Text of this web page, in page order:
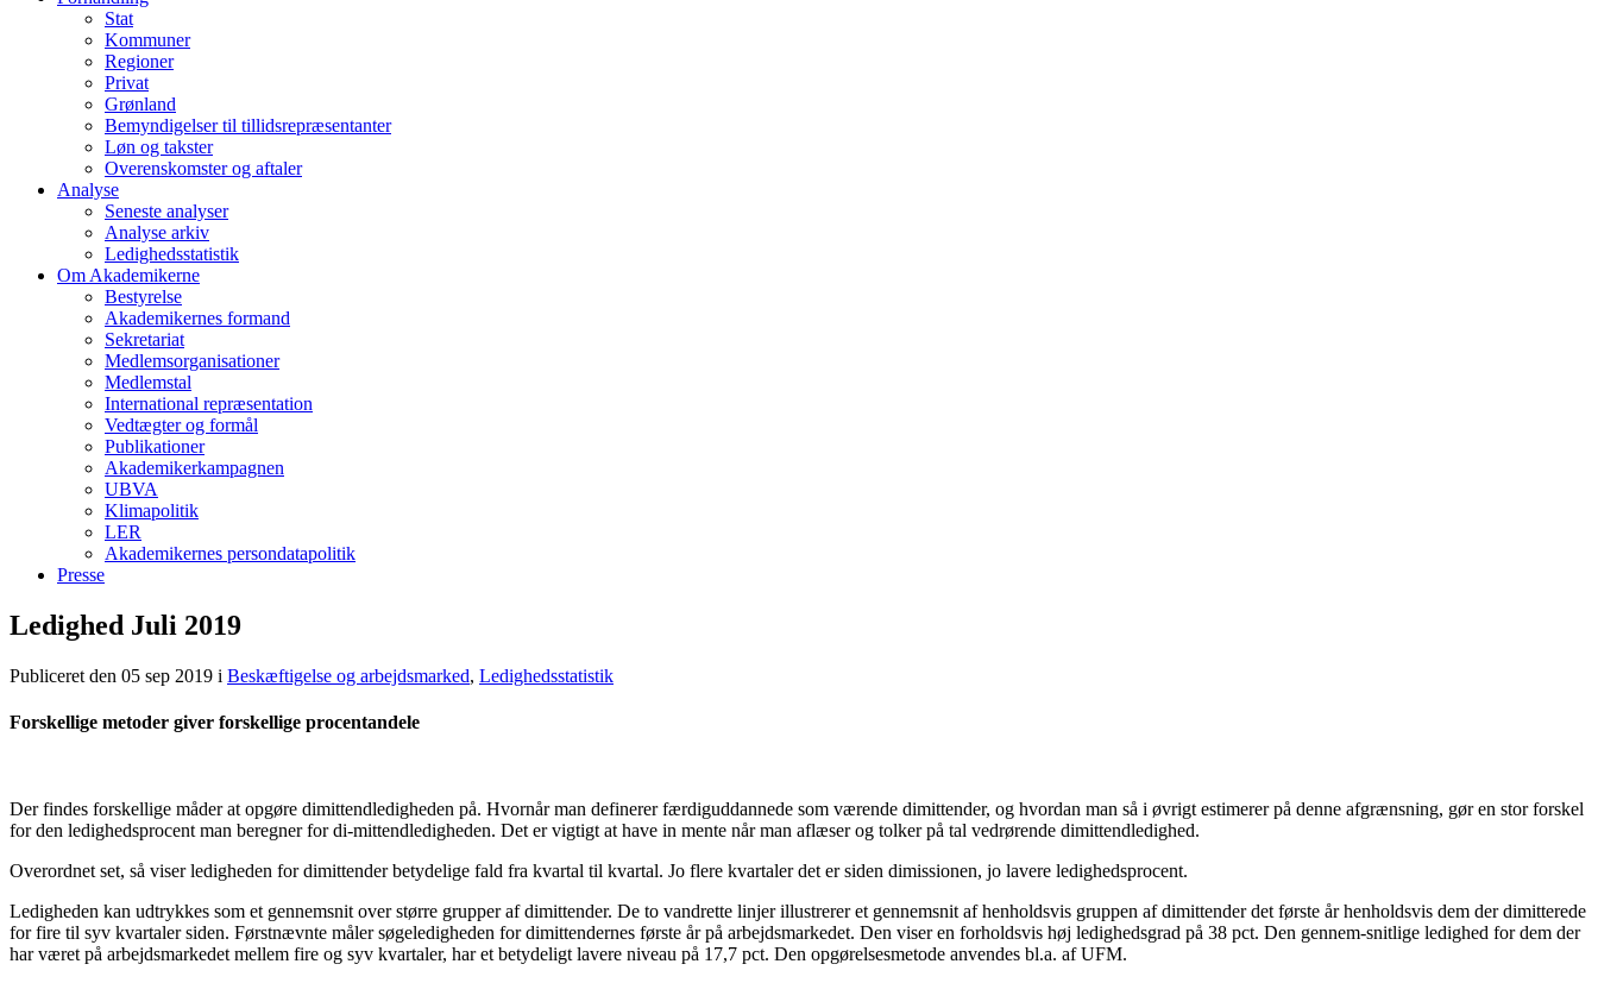
Stat
Kommuner
Regioner
Privat
Grønland
Bemyndigelser til tillidsrepræsentanter
Løn og takster
Overenskomster og aftaler
Analyse
Seneste analyser
Analyse arkiv
Ledighedsstatistik
Om Akademikerne
Bestyrelse
Akademikernes formand
Sekretariat
Medlemsorganisationer
Medlemstal
International repræsentation
Vedtægter og formål
Publikationer
Akademikerkampagnen
UBVA
Klimapolitik
LER
Akademikernes persondatapolitik
Presse
Ledighed Juli 2019
Publiceret den 05 sep 2019 i Beskæftigelse og arbejdsmarked, Ledighedsstatistik
Forskellige metoder giver forskellige procentandele
Der findes forskellige måder at opgøre dimittendledigheden på. Hvornår man definerer færdiguddannede som værende dimittender, og hvordan man så i øvrigt estimerer på denne afgrænsning, gør en stor forskel
for den ledighedsprocent man beregner for di-mittendledigheden. Det er vigtigt at have in mente når man aflæser og tolker på tal vedrørende dimittendledighed.
Overordnet set, så viser ledigheden for dimittender betydelige fald fra kvartal til kvartal. Jo flere kvartaler det er siden dimissionen, jo lavere ledighedsprocent.
Ledigheden kan udtrykkes som et gennemsnit over større grupper af dimittender. De to vandrette linjer illustrerer et gennemsnit af henholdsvis gruppen af dimittender det første år henholdsvis dem der dimitterede
for fire til syv kvartaler siden. Førstnævnte måler søgeledigheden for dimittendernes første år på arbejdsmarkedet. Den viser en forholdsvis høj ledighedsgrad på 38 pct. Den gennem-snitlige ledighed for dem der
har været på arbejdsmarkedet mellem fire og syv kvartaler, har et betydeligt lavere niveau på 17,7 pct. Den opgørelsesmetode anvendes bl.a. af UFM.